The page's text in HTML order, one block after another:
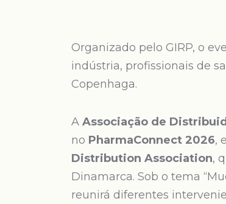
Organizado pelo GIRP, o
indústria, profissionais de
Copenhaga.
A Associação de
no PharmaConnect 2026,
Distribution Association,
Dinamarca. Sob o tema
reunirá diferentes